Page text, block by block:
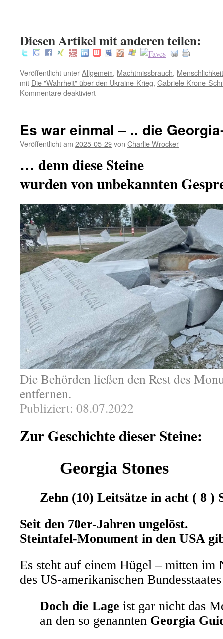
Diesen Artikel mit anderen teilen:
Veröffentlicht unterAllgemein, Machtmissbrauch, Menschlichkeit
mit Die "Wahrheit" über den Ukraine-Krieg, Gabriele Krone-
Kommentare deaktiviertfür
den
Ukraine-
Es war einmal – .. die
Veröffentlicht am 2025-05-29von Charlie Wrocker
… denn diese Steine
wurden von unbekannten
Die Behörden ließen den Rest des
entfernen.
Publiziert: 08.07.2022
Zur Geschichte dieser Steine:
Georgia Stones
Zehn (10) Leitsätze in acht ( 8 )
Seit den 70er-Jahren ungelöst.
Steintafel-Monument in den USA
Es steht auf einem Hügel – mitten im
des US-amerikanischen
Doch die Lage ist gar nicht das
an den so genannten Georgia